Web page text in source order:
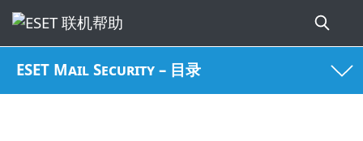
ESET Mail Security – 目录